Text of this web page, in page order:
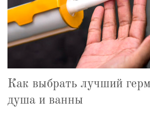
Как выбрать лучший
душа и ванны